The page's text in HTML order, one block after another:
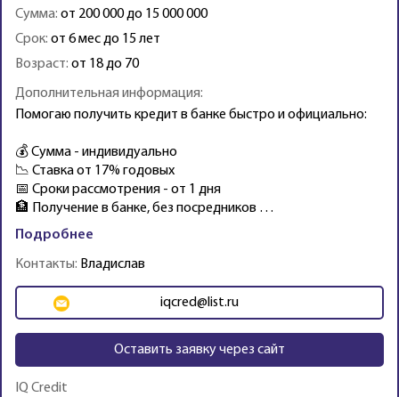
Сумма: от 200 000 до 15 000 000
Срок: от 6 мес до 15 лет
Возраст: от 18 до 70
Дополнительная информация:
Помогаю получить кредит в банке быстро и официально:
💰 Сумма - индивидуально
📉 Ставка от 17% годовых
📅 Сроки рассмотрения - от 1 дня
🏦 Получение в банке, без посредников …
Подробнее
Контакты: Владислав
iqcred@list.ru
Оставить заявку через сайт
IQ Credit